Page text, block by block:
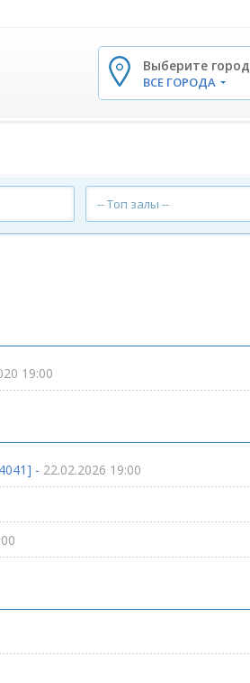
Выберите город
ВСЕ ГОРОДА
-- Топ залы --
19:00
- 22.02.2026 19:00